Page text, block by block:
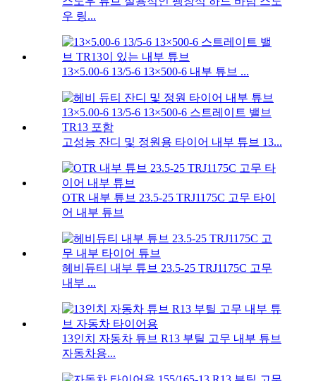
우 링...
13×5.00-6 13/5-6 13×500-6 내부 튜브 ...
고성능 잔디 및 정원용 타이어 내부 튜브 13...
OTR 내부 튜브 23.5-25 TRJ1175C 고무 타이
어 내부 튜브
헤비듀티 내부 튜브 23.5-25 TRJ1175C 고무
내부 ...
13인치 자동차 튜브 R13 부틸 고무 내부 튜브
자동차용...